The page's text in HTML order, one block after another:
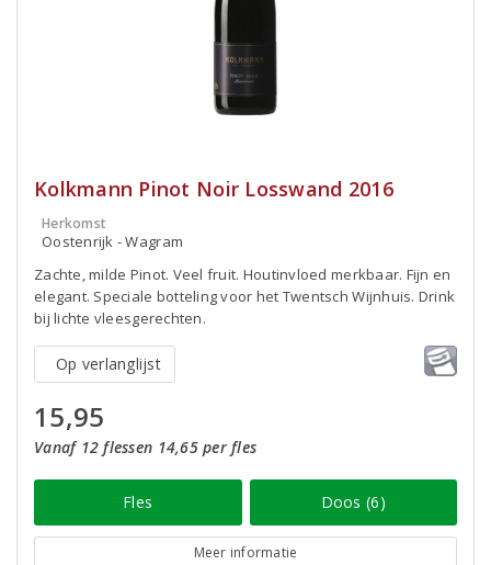
Kolkmann Pinot Noir Losswand 2016
Herkomst
Oostenrijk - Wagram
Zachte, milde Pinot. Veel fruit. Houtinvloed merkbaar. Fijn en
elegant. Speciale botteling voor het Twentsch Wijnhuis. Drink
bij lichte vleesgerechten.
Op verlanglijst
15,95
Vanaf 12 flessen 14,65 per fles
Fles Doos (6)
Meer informatie